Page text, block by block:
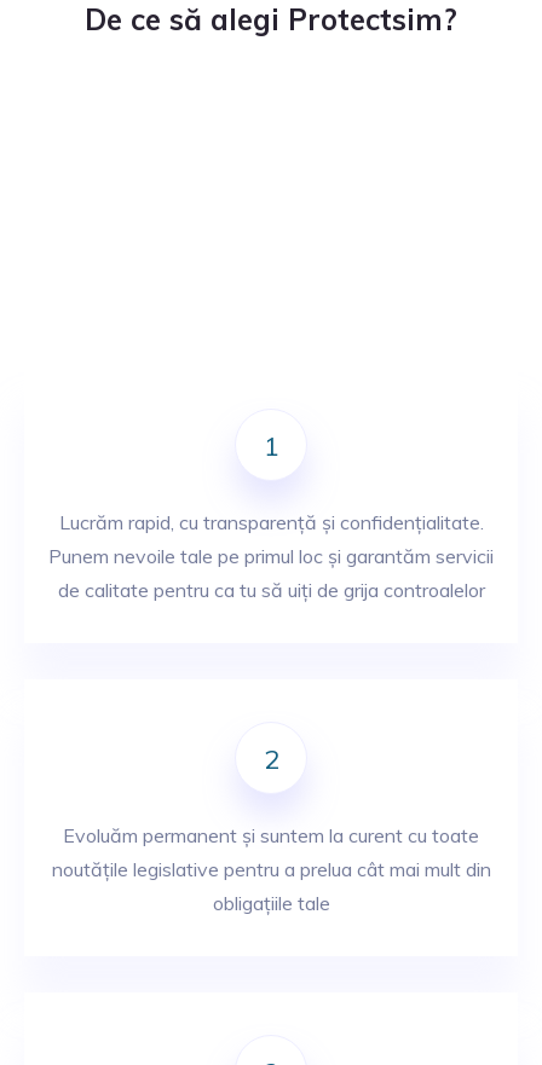
De ce să alegi Protectsim?
1
Lucrăm rapid, cu transparență și confidențialitate.
Punem nevoile tale pe primul loc și garantăm servicii
de calitate pentru ca tu să uiți de grija controalelor
2
Evoluăm permanent și suntem la curent cu toate
noutățile legislative pentru a prelua cât mai mult din
obligațiile tale